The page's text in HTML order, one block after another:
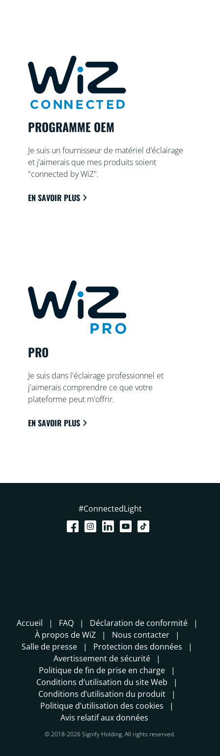
PROGRAMME OEM
Je suis un fournisseur de matériel d’éclairage
et j’aimerais que mes produits soient
"connected by WiZ".
EN SAVOIR PLUS
PRO
Je suis dans l'éclairage professionnel et
j'aimerais comprendre ce que votre
plateforme peut m'offrir.
EN SAVOIR PLUS
#ConnectedLight
Accueil FAQ
Déclaration de conformité
À propos de WiZ
Nous contacter
Salle de presse
Protection des données
Avertissement de sécurité
Politique de fin de prise en charge
Conditions d’utilisation du site Web
Conditions d’utilisation du produit
Politique d’utilisation des cookies
Avis relatif aux données
© 2018-2026 Signify Holding. All rights reserved.